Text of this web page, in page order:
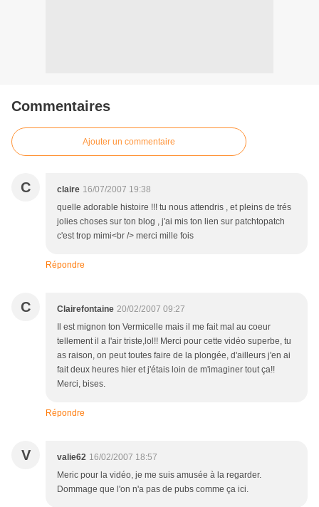
Commentaires
Ajouter un commentaire
C claire 16/07/2007 19:38
quelle adorable histoire !!! tu nous attendris , et pleins de trés
jolies choses sur ton blog , j'ai mis ton lien sur patchtopatch
c'est trop mimi<br /> merci mille fois
Répondre
C Clairefontaine 20/02/2007 09:27
Il est mignon ton Vermicelle mais il me fait mal au coeur
tellement il a l'air triste,lol!! Merci pour cette vidéo superbe, tu
as raison, on peut toutes faire de la plongée, d'ailleurs j'en ai
fait deux heures hier et j'étais loin de m'imaginer tout ça!!
Merci, bises.
Répondre
V valie62 16/02/2007 18:57
Meric pour la vidéo, je me suis amusée à la regarder.
Dommage que l'on n'a pas de pubs comme ça ici.